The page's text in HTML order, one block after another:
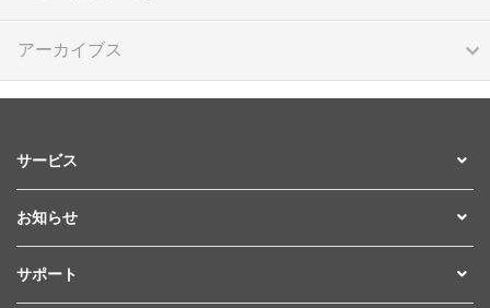
アーカイブス
サービス
お知らせ
サポート